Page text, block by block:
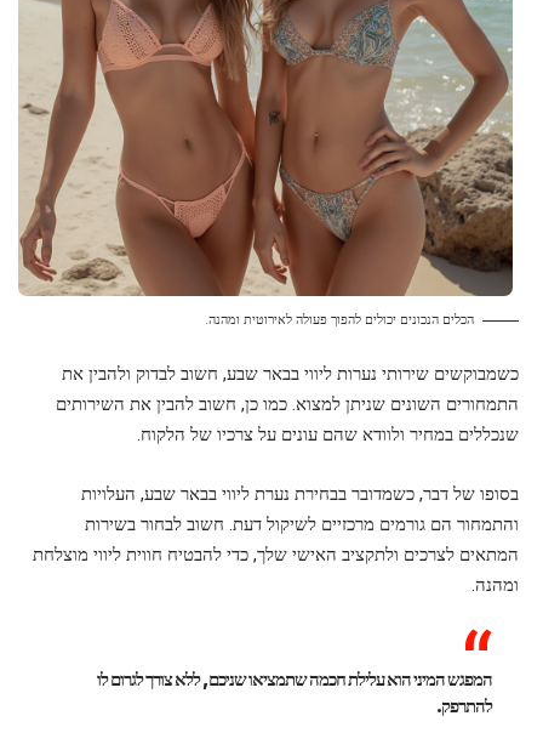
הכלים הנכונים יכולים להפוך פעולה לאירוטית ומהנה.
כשמבוקשים שירותי נערות ליווי בבאר שבע, חשוב לבדוק ולהבין את
התמחורים השונים שניתן למצוא. כמו כן, חשוב להבין את השירותים
שנכללים במחיר ולוודא שהם עונים על צרכיו של הלקוח.
בסופו של דבר, כשמדובר בבחירת נערת ליווי בבאר שבע, העלויות
והתמחור הם גורמים מרכזיים לשיקול דעת. חשוב לבחור בשירות
המתאים לצרכים ולתקציב האישי שלך, כדי להבטיח חווית ליווי מוצלחת
ומהנה.
המפגש המיני הוא עלילת חכמה שתמציאו שניכם, ללא צורך לגרום לו
להתרפק.